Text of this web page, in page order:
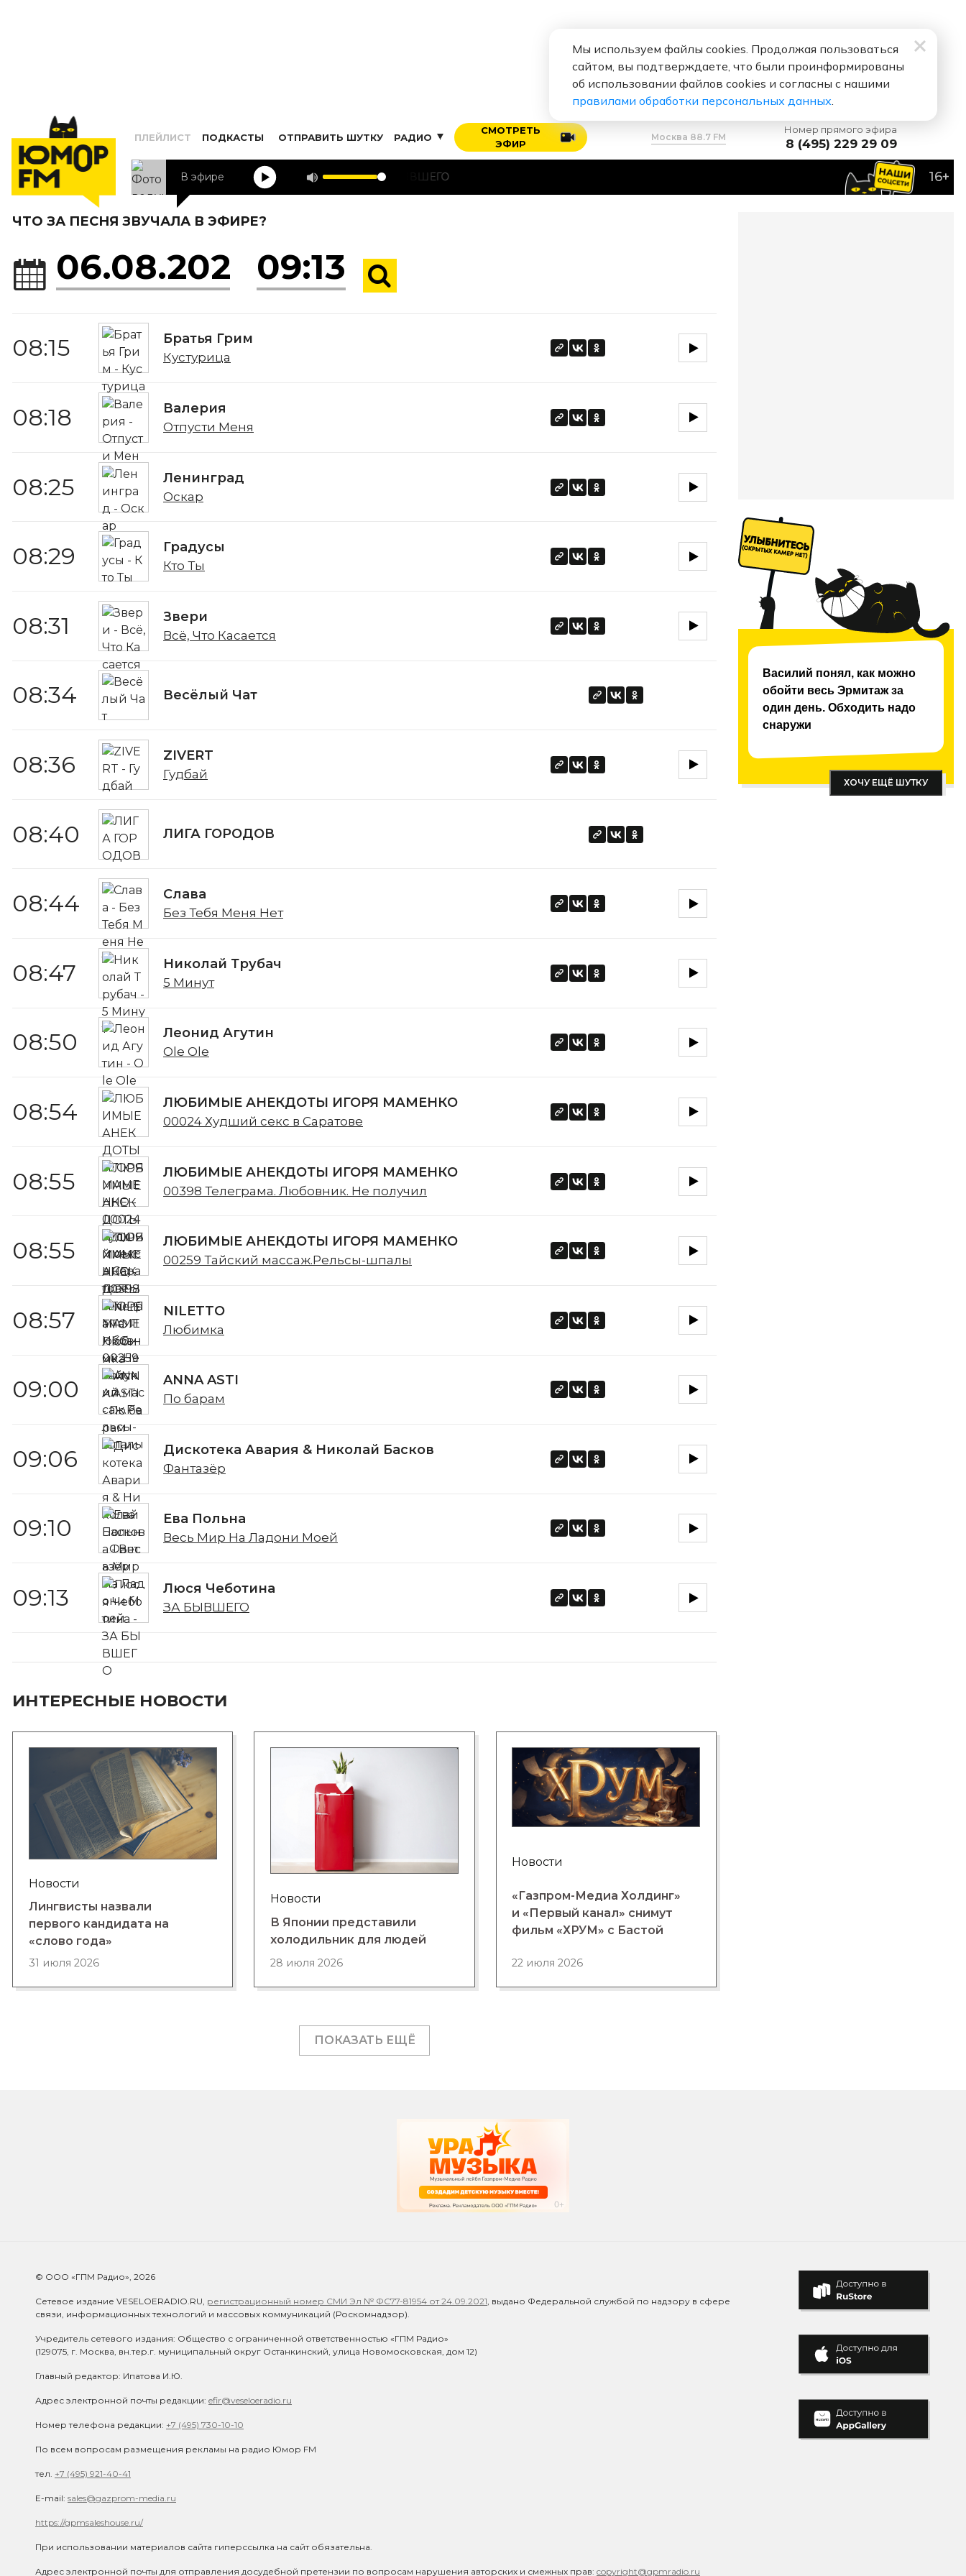
ПЛЕЙЛИСТ ПОДКАСТЫ ОТПРАВИТЬ ШУТКУ РАДИО
СМОТРЕТЬ
ЭФИР
Москва 88.7 FM
Номер прямого эфира
8 (495) 229 29 09
В эфиреЛюся Чеботина ЗА БЫВШЕГО 16+
ЧТО ЗА ПЕСНЯ ЗВУЧАЛА В ЭФИРЕ?
08:15 Братья Грим
Кустурица
08:18 Валерия
Отпусти Меня
08:25 Ленинград
Оскар
08:29 Градусы
Кто Ты
08:31 Звери
Всё, Что Касается
08:34 Весёлый Чат
08:36 ZIVERT
Гудбай
08:40 ЛИГА ГОРОДОВ
08:44 Слава
Без Тебя Меня Нет
08:47 Николай Трубач
5 Минут
08:50 Леонид Агутин
Ole Ole
08:54 ЛЮБИМЫЕ АНЕКДОТЫ ИГОРЯ МАМЕНКО
00024 Худший секс в Саратове
08:55 ЛЮБИМЫЕ АНЕКДОТЫ ИГОРЯ МАМЕНКО
00398 Телеграма. Любовник. Не получил
08:55 ЛЮБИМЫЕ АНЕКДОТЫ ИГОРЯ МАМЕНКО
00259 Тайский массаж.Рельсы-шпалы
08:57 NILETTO
Любимка
09:00 ANNA ASTI
По барам
09:06 Дискотека Авария & Николай Басков
Фантазёр
09:10 Ева Польна
Весь Мир На Ладони Моей
09:13 Люся Чеботина
ЗА БЫВШЕГО
ИНТЕРЕСНЫЕ НОВОСТИ
Новости
Лингвисты назвали
первого кандидата на
«слово года»
31 июля 2026
Новости
В Японии представили
холодильник для людей
28 июля 2026
Новости
«Газпром-Медиа Холдинг»
и «Первый канал» снимут
фильм «ХРУМ» с Бастой
22 июля 2026
ПОКАЗАТЬ ЕЩЁ
Василий понял, как можно
обойти весь Эрмитаж за
один день. Обходить надо
снаружи
ХОЧУ ЕЩЁ ШУТКУ
© ООО «ГПМ Радио», 2026
Сетевое издание VESELOERADIO.RU, регистрационный номер СМИ Эл № ФС77-81954 от 24.09.2021, выдано Федеральной службой по надзору в сфере
связи, информационных технологий и массовых коммуникаций (Роскомнадзор).
Учредитель сетевого издания: Общество с ограниченной ответственностью «ГПМ Радио»
(129075, г. Москва, вн.тер.г. муниципальный округ Останкинский, улица Новомосковская, дом 12)
Главный редактор: Ипатова И.Ю.
Адрес электронной почты редакции: efir@veseloeradio.ru
Номер телефона редакции: +7 (495) 730-10-10
По всем вопросам размещения рекламы на радио Юмор FM
тел. +7 (495) 921-40-41
E-mail: sales@gazprom-media.ru
https://gpmsaleshouse.ru/
При использовании материалов сайта гиперссылка на сайт обязательна.
Адрес электронной почты для отправления досудебной претензии по вопросам нарушения авторских и смежных прав: copyright@gpmradio.ru
Мы используем файлы cookies. Продолжая пользоваться
сайтом, вы подтверждаете, что были проинформированы
об использовании файлов cookies и согласны с нашими
правилами обработки персональных данных.